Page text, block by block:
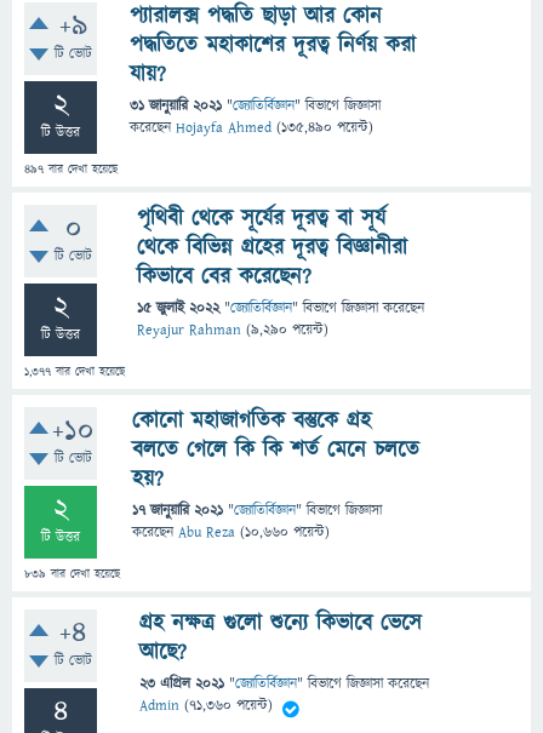
+9
টি ভোট
2
টি উত্তর
497 বার দেখা হয়েছে
প্যারালক্স পদ্ধতি ছাড়া আর কোন
পদ্ধতিতে মহাকাশের দূরত্ব নির্ণয় করা
যায়?
31 জানুয়ারি 2021 "জ্যোতির্বিজ্ঞান" বিভাগে জিজ্ঞাসা
করেছেনHojayfa Ahmed (135,490 পয়েন্ট)
0
টি ভোট
2
টি উত্তর
1,377 বার দেখা হয়েছে
পৃথিবী থেকে সূর্যের দূরত্ব বা সূর্য
থেকে বিভিন্ন গ্রহের দূরত্ব বিজ্ঞানীরা
কিভাবে বের করেছেন?
15 জুলাই 2022 "জ্যোতির্বিজ্ঞান" বিভাগে জিজ্ঞাসাকরেছেন
Reyajur Rahman (9,290 পয়েন্ট)
+10
টি ভোট
2
টি উত্তর
839 বার দেখা হয়েছে
কোনো মহাজাগতিক বস্তুকে গ্রহ
বলতে গেলে কি কি শর্ত মেনে চলতে
হয়?
17 জানুয়ারি 2021 "জ্যোতির্বিজ্ঞান" বিভাগে জিজ্ঞাসা
করেছেনAbu Reza (10,660 পয়েন্ট)
+4
টি ভোট
4
গ্রহ নক্ষত্র গুলো শুন্যে কিভাবে ভেসে
আছে?
23 এপ্রিল 2021 "জ্যোতির্বিজ্ঞান" বিভাগে জিজ্ঞাসাকরেছেন
Admin (71,360 পয়েন্ট)